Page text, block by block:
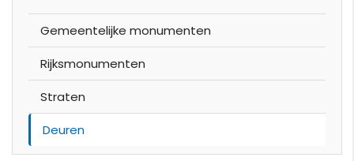
Gemeentelijke monumenten
Rijksmonumenten
Straten
Deuren